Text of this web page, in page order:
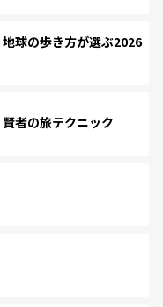
球の歩き方が選ぶ2026
者の旅テクニック